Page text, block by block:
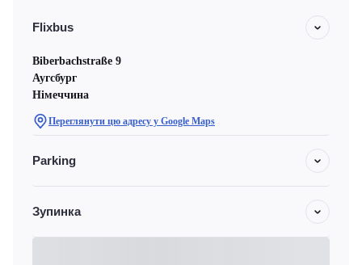
Flixbus
Biberbachstraße 9
Аугсбург
Німеччина
Переглянути цю адресу у Google Maps
Parking
Зупинка